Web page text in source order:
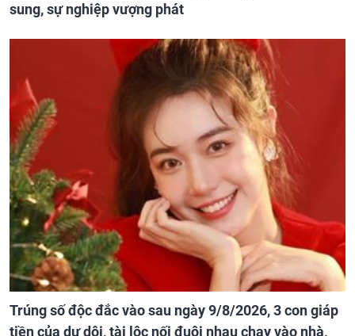
sung, sự nghiệp vượng phát
Trúng số độc đắc vào sau ngày 9/8/2026, 3 con giáp
tiền của dư dôi, tài lộc nối đuôi nhau chạy vào nhà,